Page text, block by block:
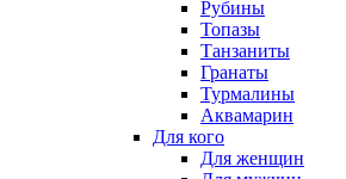
Рубины
Топазы
Танзаниты
Гранаты
Турмалины
Аквамарин
Для кого
Для женщин